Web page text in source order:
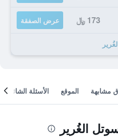
173 ﷼ عرض الصفقة
مشابهة الموقع الأسئلة الشائعة
الغُرير